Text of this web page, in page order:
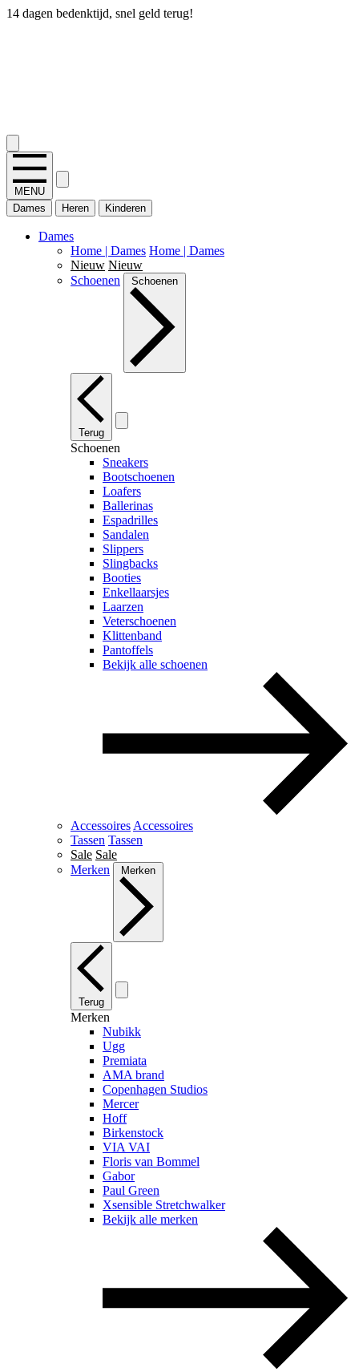
14 dagen bedenktijd, snel geld terug!
MENU
Dames
Heren Kinderen
Dames
Home | Dames Home | Dames
Nieuw Nieuw
Schoenen
Schoenen
Terug
Schoenen
Sneakers
Bootschoenen
Loafers
Ballerinas
Espadrilles
Sandalen
Slippers
Slingbacks
Booties
Enkellaarsjes
Laarzen
Veterschoenen
Klittenband
Pantoffels
Bekijk alle schoenen
Accessoires Accessoires
Tassen Tassen
Sale Sale
Merken
Merken
Terug
Merken
Nubikk
Ugg
Premiata
AMA brand
Copenhagen Studios
Mercer
Hoff
Birkenstock
VIA VAI
Floris van Bommel
Gabor
Paul Green
Xsensible Stretchwalker
Bekijk alle merken